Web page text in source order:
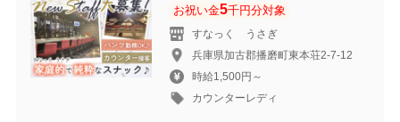
お祝い金5千円分対象
すなっく うさぎ
兵庫県加古郡播磨町東本荘2-7-12
時給1,500円～
カウンターレディ